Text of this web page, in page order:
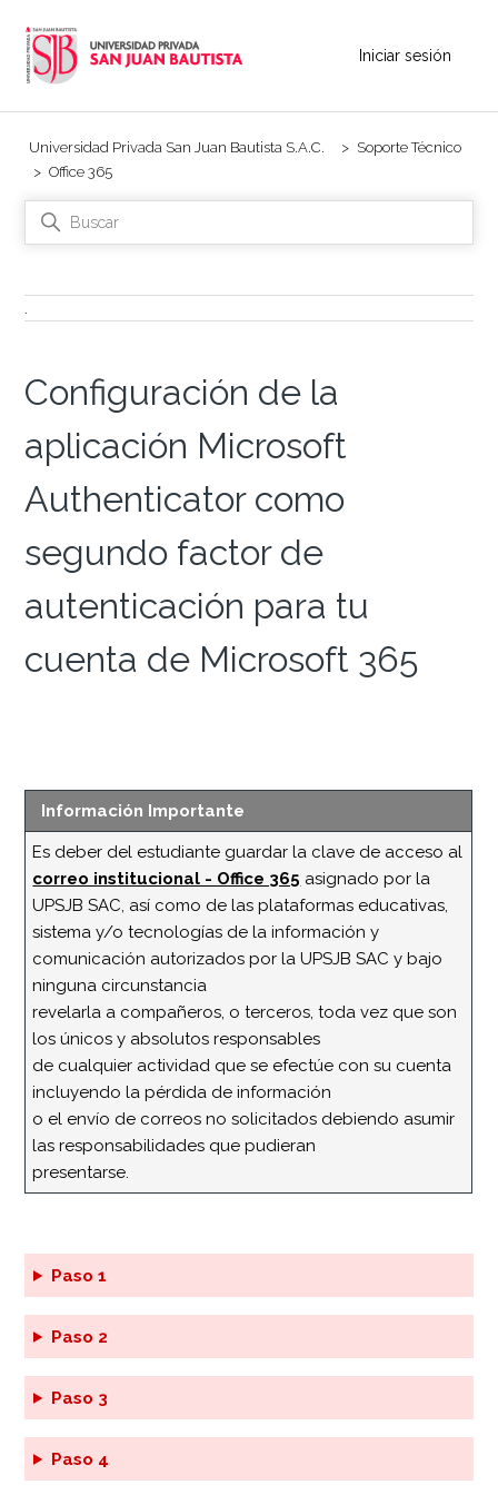
Iniciar sesión
Universidad Privada San Juan Bautista S.A.C.
Soporte Técnico
Office 365
.
Configuración de la
aplicación Microsoft
Authenticator como
segundo factor de
autenticación para tu
cuenta de Microsoft 365
Información Importante
Es deber del estudiante guardar la clave de acceso al
correo institucional - Office 365 asignado por la
UPSJB SAC, así como de las plataformas educativas,
sistema y/o tecnologías de la información y
comunicación autorizados por la UPSJB SAC y bajo
ninguna circunstancia
revelarla a compañeros, o terceros, toda vez que son
los únicos y absolutos responsables
de cualquier actividad que se efectúe con su cuenta
incluyendo la pérdida de información
o el envío de correos no solicitados debiendo asumir
las responsabilidades que pudieran
presentarse.
Paso 1
Paso 2
Paso 3
Paso 4